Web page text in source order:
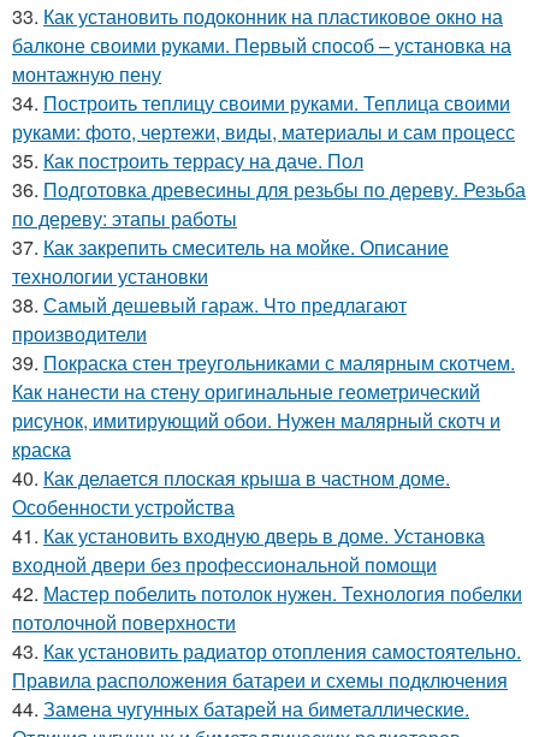
33. Как установить подоконник на пластиковое окно на
балконе своими руками. Первый способ – установка на
монтажную пену
34. Построить теплицу своими руками. Теплица своими
руками: фото, чертежи, виды, материалы и сам процесс
35. Как построить террасу на даче. Пол
36. Подготовка древесины для резьбы по дереву. Резьба
по дереву: этапы работы
37. Как закрепить смеситель на мойке. Описание
технологии установки
38. Самый дешевый гараж. Что предлагают
производители
39. Покраска стен треугольниками с малярным скотчем.
Как нанести на стену оригинальные геометрический
рисунок, имитирующий обои. Нужен малярный скотч и
краска
40. Как делается плоская крыша в частном доме.
Особенности устройства
41. Как установить входную дверь в доме. Установка
входной двери без профессиональной помощи
42. Мастер побелить потолок нужен. Технология побелки
потолочной поверхности
43. Как установить радиатор отопления самостоятельно.
Правила расположения батареи и схемы подключения
44. Замена чугунных батарей на биметаллические.